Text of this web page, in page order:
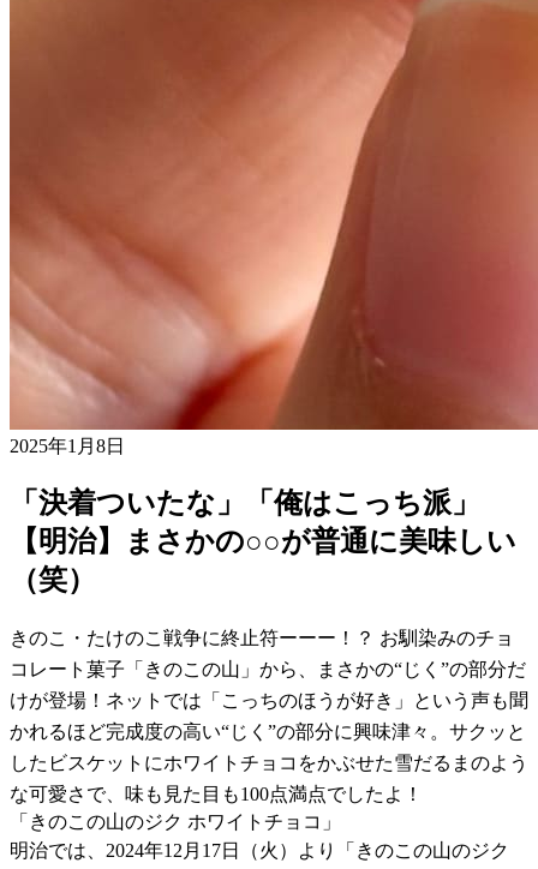
2025年1月8日
「決着ついたな」「俺はこっち派」
【明治】まさかの○○が普通に美味しい
（笑）
きのこ・たけのこ戦争に終止符ーーー！？ お馴染みのチョ
コレート菓子「きのこの山」から、まさかの“じく”の部分だ
けが登場！ネットでは「こっちのほうが好き」という声も聞
かれるほど完成度の高い“じく”の部分に興味津々。サクッと
したビスケットにホワイトチョコをかぶせた雪だるまのよう
な可愛さで、味も見た目も100点満点でしたよ！
「きのこの山のジク ホワイトチョコ」
明治では、2024年12月17日（火）より「きのこの山のジク